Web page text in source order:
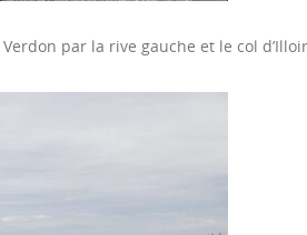
par la rive gauche et le col